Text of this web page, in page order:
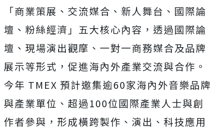
「商業策展、交流媒合、新人舞台、國際論
壇、粉絲經濟」五大核心內容，透過國際論
壇、現場演出觀摩、一對一商務媒合及品牌
展示等形式，促進海內外產業交流與合作。
今年 TMEX 預計邀集逾60家海內外音樂品牌
與產業單位、超過100位國際產業人士與創
作者參與，形成橫跨製作、演出、科技應用